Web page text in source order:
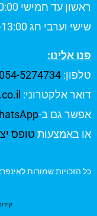
ראשון עד חמישי 07:00-20:00
שישי וערבי חג 07:00-13:00
פנו אלינו:
טלפון: 054-5274734
דואר אלקטרוני:
אפשר גם ב-
או באמצעות טופס
כל הזכויות שמורות